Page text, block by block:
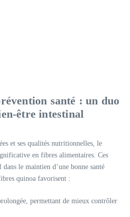
santé : un duo
être intestinal
et ses qualités nutritionnelles, le
en fibres alimentaires. Ces
le maintien d’une bonne santé
quinoa favorisent :
permettant de mieux contrôler